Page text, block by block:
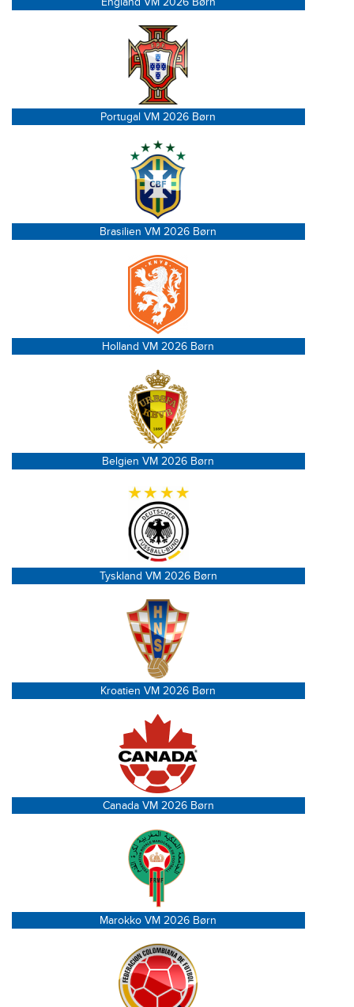
Portugal VM 2026 Børn
Brasilien VM 2026 Børn
Holland VM 2026 Børn
Belgien VM 2026 Børn
Tyskland VM 2026 Børn
Kroatien VM 2026 Børn
Canada VM 2026 Børn
Marokko VM 2026 Børn